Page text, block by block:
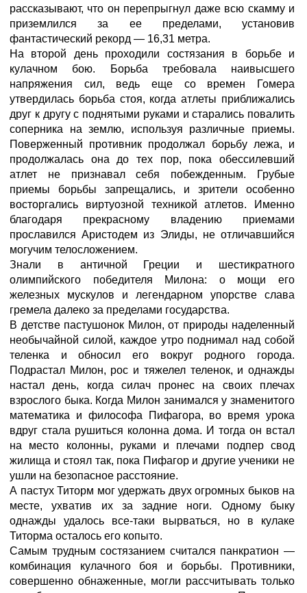
рассказывают, что он перепрыгнул даже всю скамму и
приземлился за ее пределами, установив
фантастический рекорд — 16,31 метра.
На второй день проходили состязания в борьбе и
кулачном бою. Борьба требовала наивысшего
напряжения сил, ведь еще со времен Гомера
утвердилась борьба стоя, когда атлеты приближались
друг к другу с поднятыми руками и старались повалить
соперника на землю, используя различные приемы.
Поверженный противник продолжал борьбу лежа, и
продолжалась она до тех пор, пока обессилевший
атлет не признавал себя побежденным. Грубые
приемы борьбы запрещались, и зрители особенно
восторгались виртуозной техникой атлетов. Именно
благодаря прекрасному владению приемами
прославился Аристодем из Элиды, не отличавшийся
могучим телосложением.
Знали в античной Греции и шестикратного
олимпийского победителя Милона: о мощи его
железных мускулов и легендарном упорстве слава
гремела далеко за пределами государства.
В детстве пастушонок Милон, от природы наделенный
необычайной силой, каждое утро поднимал над собой
теленка и обносил его вокруг родного города.
Подрастал Милон, рос и тяжелел теленок, и однажды
настал день, когда силач пронес на своих плечах
взрослого быка. Когда Милон занимался у знаменитого
математика и философа Пифагора, во время урока
вдруг стала рушиться колонна дома. И тогда он встал
на место колонны, руками и плечами подпер свод
жилища и стоял так, пока Пифагор и другие ученики не
ушли на безопасное расстояние.
А пастух Титорм мог удержать двух огромных быков на
месте, ухватив их за задние ноги. Одному быку
однажды удалось все-таки вырваться, но в кулаке
Титорма осталось его копыто.
Самым трудным состязанием считался панкратион —
комбинация кулачного боя и борьбы. Противники,
совершенно обнаженные, могли рассчитывать только